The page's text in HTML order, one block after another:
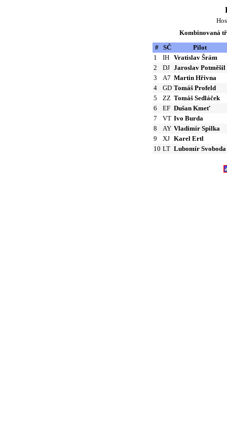
Kombinovaná
# SČ
Pilot
1
IH
Vratislav Šrám
2
DJ Jaroslav Potměšil
3
A7 Martin Hřivna
4
GD Tomáš Profeld
5
ZZ Tomáš Sedláček
6
EF Dušan Kmeť
7
VT Ivo Burda
8
AY Vladimír Spilka
9
XJ Karel Ertl
10 LT Lubomír Svoboda